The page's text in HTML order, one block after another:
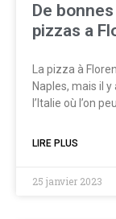
De
pizzas a
La pizza à
Naples, mais il
l’Italie où l’on
LIRE PLUS
25 janvier 2023